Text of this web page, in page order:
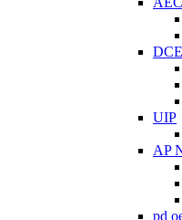
DCE
UIP
AP
pd